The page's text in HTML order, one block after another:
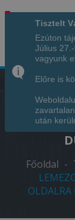
Főoldal -
OLDALRA
Tisztelt
Ezúton
Július
vagyunk
Előre is
után